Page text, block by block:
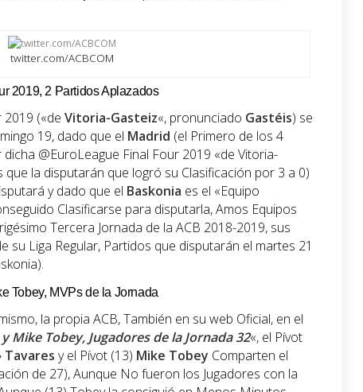
twitter.com/ACBCOM
2019, 2 Partidos Aplazados
2019 («de Vitoria-Gasteiz«, pronunciado Gastéis) se
19, dado que el Madrid (el Primero de los 4
@EuroLeague Final Four 2019 «de Vitoria-
que la disputarán que logró su Clasificación por 3 a 0)
y dado que el Baskonia es el «Equipo
Clasificarse para disputarla, Amos Equipos
Tercera Jornada de la ACB 2018-2019, sus
su Liga Regular, Partidos que disputarán el martes 21
Tobey, MVPs de la Jornada
la propia ACB, También en su web Oficial, en el
Mike Tobey, Jugadores de la Jornada 32«, el Pívot
Tavares y el Pívot (13) Mike Tobey Comparten el
de 27), Aunque No fueron los Jugadores con la